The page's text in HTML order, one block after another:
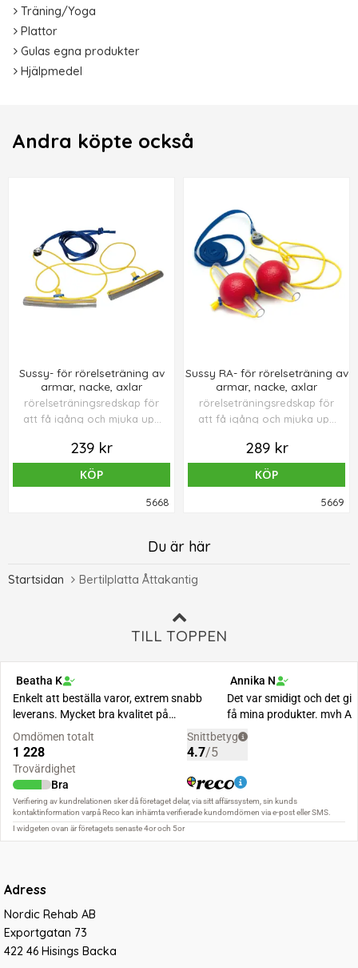
Träning/Yoga
Plattor
Gulas egna produkter
Hjälpmedel
Andra köpte också
Sussy- för rörelseträning av
armar, nacke, axlar
rörelseträningsredskap för
att få igång och mjuka upp
239 kr
KÖP
5668
Sussy RA- för rörelseträning av
armar, nacke, axlar
rörelseträningsredskap för
att få igång och mjuka upp
289 kr
KÖP
5669
Du är här
Startsidan Bertilplatta Åttakantig
TILL TOPPEN
Adress
Nordic Rehab AB
Exportgatan 73
422 46 Hisings Backa